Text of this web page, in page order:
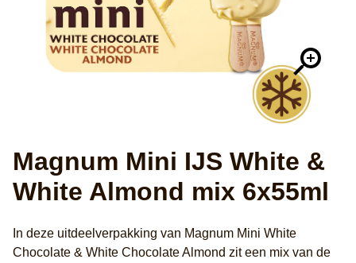
Magnum Mini IJS White &
White Almond mix 6x55ml
In deze uitdeelverpakking van Magnum Mini White
Chocolate & White Chocolate Almond zit een mix van de